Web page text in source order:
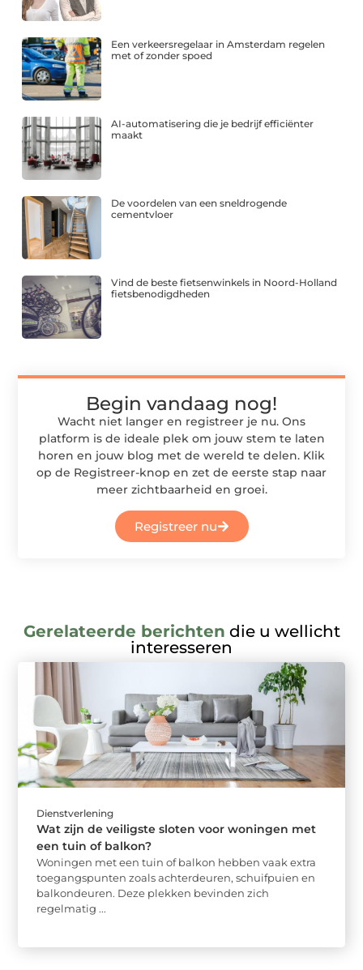
Een verkeersregelaar in Amsterdam regelen
met of zonder spoed
AI-automatisering die je bedrijf efficiënter
maakt
De voordelen van een sneldrogende
cementvloer
Vind de beste fietsenwinkels in Noord-Holland
fietsbenodigdheden
Begin vandaag nog!
Wacht niet langer en registreer je nu. Ons
platform is de ideale plek om jouw stem te laten
horen en jouw blog met de wereld te delen. Klik
op de Registreer-knop en zet de eerste stap naar
meer zichtbaarheid en groei.
Registreer nu
Gerelateerde berichten die u wellicht
interesseren
Dienstverlening
Wat zijn de veiligste sloten voor woningen met
een tuin of balkon?
Woningen met een tuin of balkon hebben vaak extra
toegangspunten zoals achterdeuren, schuifpuien en
balkondeuren. Deze plekken bevinden zich
regelmatig ...